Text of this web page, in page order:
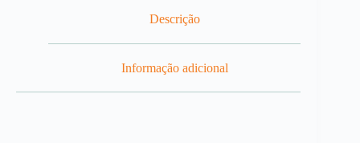
Descrição
Informação adicional